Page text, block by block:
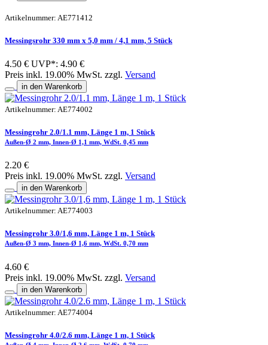
Artikelnummer: AE771412
Messingsrohr 330 mm x 5,0 mm / 4,1 mm, 5 Stück
4.50 € UVP*: 4.90 €
Preis inkl. 19.00% MwSt. zzgl. Versand
in den Warenkorb
Artikelnummer: AE774002
Messingrohr 2.0/1.1 mm, Länge 1 m, 1 Stück
Außen-Ø 2 mm, Innen-Ø 1,1 mm, WdSt. 0,45 mm
2.20 €
Preis inkl. 19.00% MwSt. zzgl. Versand
in den Warenkorb
Artikelnummer: AE774003
Messingrohr 3.0/1,6 mm, Länge 1 m, 1 Stück
Außen-Ø 3 mm, Innen-Ø 1,6 mm, WdSt. 0,70 mm
4.60 €
Preis inkl. 19.00% MwSt. zzgl. Versand
in den Warenkorb
Artikelnummer: AE774004
Messingrohr 4.0/2.6 mm, Länge 1 m, 1 Stück